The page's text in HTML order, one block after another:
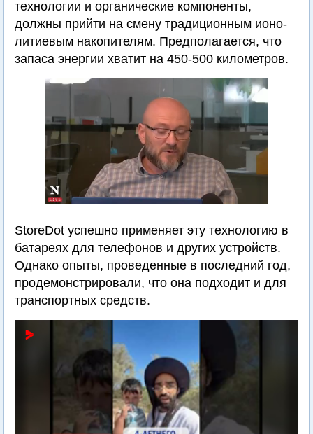
технологии и органические компоненты,
должны прийти на смену традиционным ионо-
литиевым накопителям. Предполагается, что
запаса энергии хватит на 450-500 километров.
StoreDot успешно применяет эту технологию в
батареях для телефонов и других устройств.
Однако опыты, проведенные в последний год,
продемонстрировали, что она подходит и для
транспортных средств.